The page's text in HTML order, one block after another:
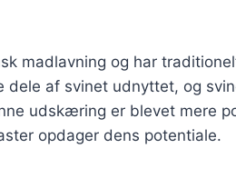
madlavning og har
dele af svinet udnyttet, og
udskæring er blevet mere
opdager dens potentiale.